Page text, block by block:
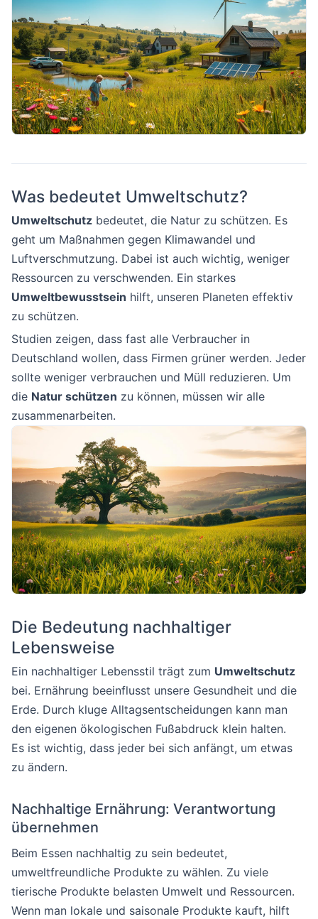
Was bedeutet Umweltschutz?
Umweltschutz bedeutet, die Natur zu schützen. Es
geht um Maßnahmen gegen Klimawandel und
Luftverschmutzung. Dabei ist auch wichtig, weniger
Ressourcen zu verschwenden. Ein starkes
Umweltbewusstsein hilft, unseren Planeten effektiv
zu schützen.
Studien zeigen, dass fast alle Verbraucher in
Deutschland wollen, dass Firmen grüner werden. Jeder
sollte weniger verbrauchen und Müll reduzieren. Um
die Natur schützen zu können, müssen wir alle
zusammenarbeiten.
Die Bedeutung nachhaltiger
Lebensweise
Ein nachhaltiger Lebensstil trägt zum Umweltschutz
bei. Ernährung beeinflusst unsere Gesundheit und die
Erde. Durch kluge Alltagsentscheidungen kann man
den eigenen ökologischen Fußabdruck klein halten.
Es ist wichtig, dass jeder bei sich anfängt, um etwas
zu ändern.
Nachhaltige Ernährung: Verantwortung
übernehmen
Beim Essen nachhaltig zu sein bedeutet,
umweltfreundliche Produkte zu wählen. Zu viele
tierische Produkte belasten Umwelt und Ressourcen.
Wenn man lokale und saisonale Produkte kauft, hilft